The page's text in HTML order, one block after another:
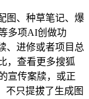
、种草笔记、爆
多项AI创做功
、进修或者项目总
，查看更多搜狐
宣传案牍，或正
不只提拔了生成图